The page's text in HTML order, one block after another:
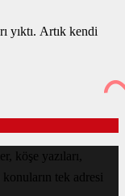
yıktı. Artık kendi
köşe yazıları,
tek adresi